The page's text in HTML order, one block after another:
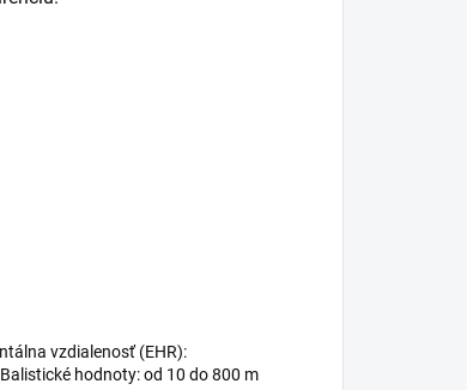
vzdialenosť (EHR):
hodnoty: od 10 do 800 m